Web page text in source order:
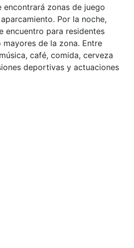
encontrará zonas de juego
Por la noche,
encuentro para residentes
de la zona. Entre
café, comida, cerveza
deportivas y actuaciones